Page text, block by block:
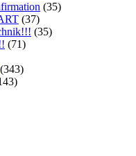
(35)
(37)
(35)
(71)
(343)